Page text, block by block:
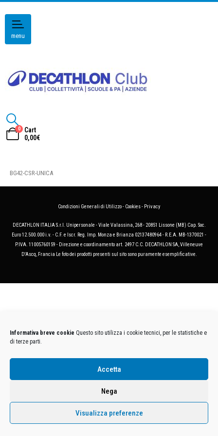
Informativa breve cookie Questo sito utilizza i cookie tecnici, per le statistiche e
di terze parti.
Accetta
Nega
Visualizza preferenze
menu
0
Cart
0,00€
BG42-CSR-UNICA
Condizioni Generali di Utilizzo- Cookies- Privacy
DECATHLON ITALIA S.r.l. Unipersonale - Viale Valassina, 268 - 20851 Lissone (MB) Cap. Soc.
Euro 12.500.000 i.v. - C.F. e Iscr. Reg. Imp. Monza e Brianza 02137480964 - R.E.A. MB-1370021 -
P.IVA. 11005760159 - Direzione e coordinamento art. 2497 C.C. DECATHLON SA, Villeneuve
D'Ascq, Francia Le foto dei prodotti presenti sul sito sono puramente esemplificative.